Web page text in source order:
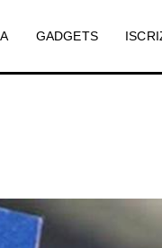
GADGETS